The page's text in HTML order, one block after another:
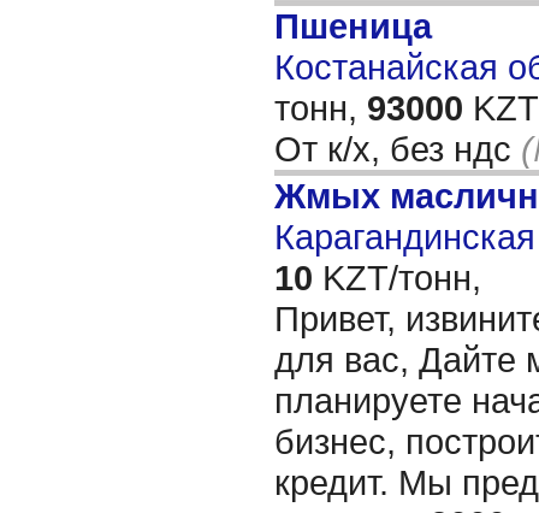
Пшеница
Костанайская
тонн, 93000
От к/х, без ндс
Жмых
10 KZT/тонн,
Привет,
для вас, Дайте
планируете
бизнес,
кредит. Мы